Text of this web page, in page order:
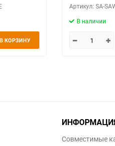
В КОРЗИНУ
Артикул: SA-
В наличии
Совместимые